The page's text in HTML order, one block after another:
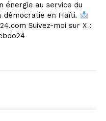
énergie au service du
démocratie en Haïti.
Suivez-moi sur X :